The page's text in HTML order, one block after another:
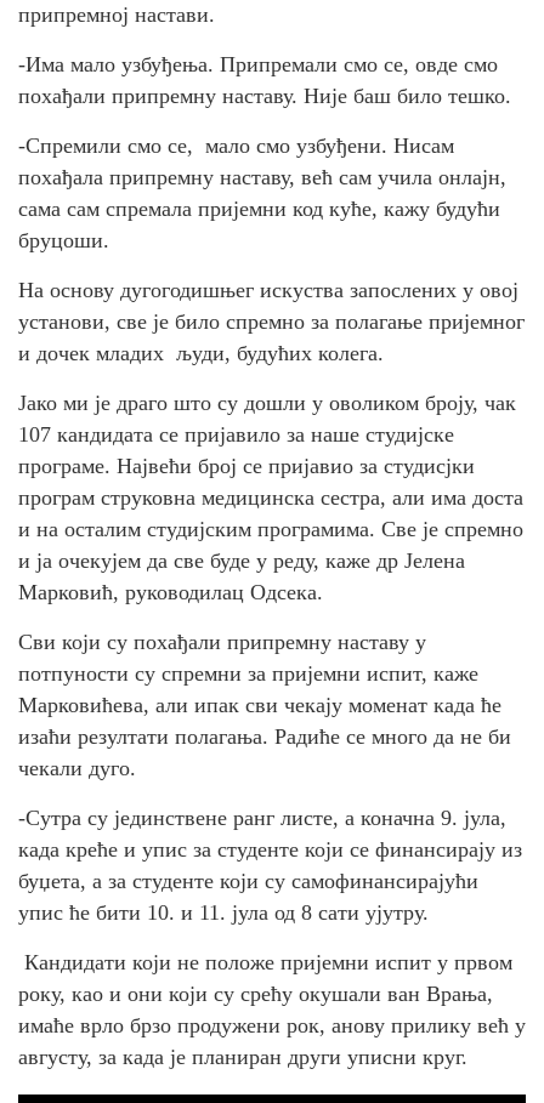
припремној настави.
-Има мало узбуђења. Припремали смо се, овде смо
похађали припремну наставу. Није баш било тешко.
-Спремили смо се, мало смо узбуђени. Нисам
похађала припремну наставу, већ сам учила онлајн,
сама сам спремала пријемни код куће, кажу будући
бруцоши.
На основу дугогодишњег искуства запослених у овој
установи, све је било спремно за полагање пријемног
и дочек младих људи, будућих колега.
Јако ми је драго што су дошли у оволиком броју, чак
107 кандидата се пријавило за наше студијске
програме. Највећи број се пријавио за студисјки
програм струковна медицинска сестра, али има доста
и на осталим студијским програмима. Све је спремно
и ја очекујем да све буде у реду, каже др Јелена
Марковић, руководилац Одсека.
Сви који су похађали припремну наставу у
потпуности су спремни за пријемни испит, каже
Марковићева, али ипак сви чекају моменат када ће
изаћи резултати полагања. Радиће се много да не би
чекали дуго.
-Сутра су јединствене ранг листе, а коначна 9. јула,
када креће и упис за студенте који се финансирају из
буџета, а за студенте који су самофинансирајући
упис ће бити 10. и 11. јула од 8 сати ујутру.
Кандидати који не положе пријемни испит у првом
року, као и они који су срећу окушали ван Врања,
имаће врло брзо продужени рок, анову прилику већ у
августу, за када је планиран други уписни круг.